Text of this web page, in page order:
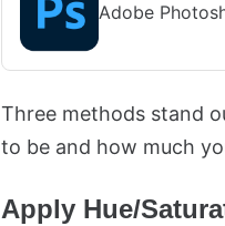
Adobe
Three methods stand
to be and how much
Apply Hue/